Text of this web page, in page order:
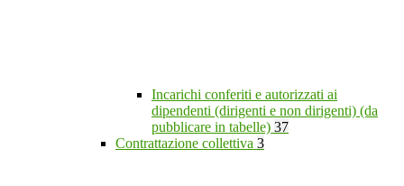
Incarichi conferiti e autorizzati ai
dipendenti (dirigenti e non dirigenti) (da
pubblicare in tabelle) 37
Contrattazione collettiva 3